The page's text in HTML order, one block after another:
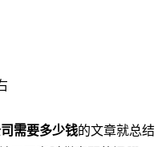
需要多少钱的文章就总结